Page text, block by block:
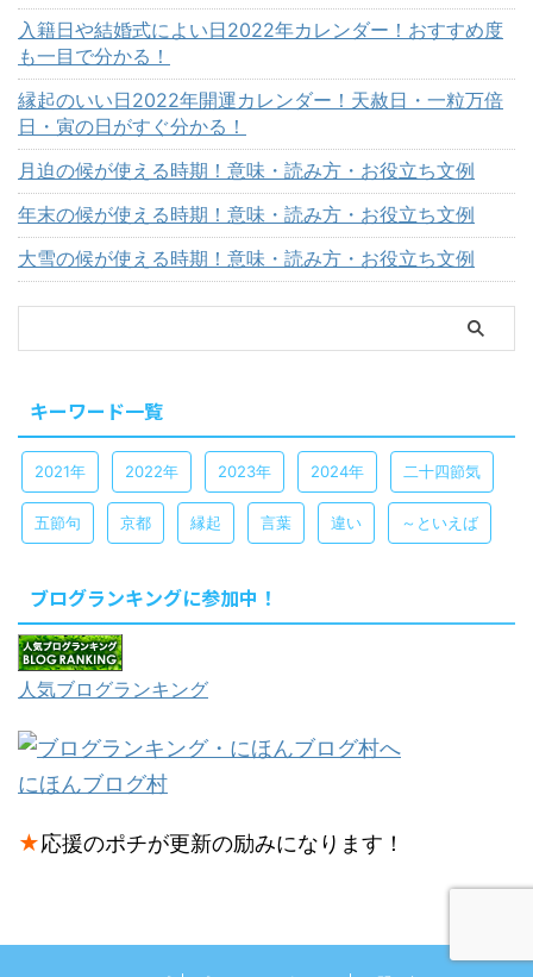
入籍日や結婚式によい日2022年カレンダー！おすすめ度
も一目で分かる！
縁起のいい日2022年開運カレンダー！天赦日・一粒万倍
日・寅の日がすぐ分かる！
月迫の候が使える時期！意味・読み方・お役立ち文例
年末の候が使える時期！意味・読み方・お役立ち文例
大雪の候が使える時期！意味・読み方・お役立ち文例
キーワード一覧
2021年 2022年 2023年 2024年 二十四節気
五節句 京都 縁起 言葉 違い ～といえば
ブログランキングに参加中！
人気ブログランキング
にほんブログ村
★応援のポチが更新の励みになります！